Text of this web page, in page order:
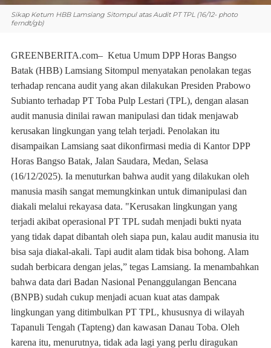
Sikap Ketum HBB Lamsiang Sitompul atas Audit PT TPL (16/12- photo
ferndt/gb)
GREENBERITA.com– Ketua Umum DPP Horas Bangso
Batak (HBB) Lamsiang Sitompul menyatakan penolakan tegas
terhadap rencana audit yang akan dilakukan Presiden Prabowo
Subianto terhadap PT Toba Pulp Lestari (TPL), dengan alasan
audit manusia dinilai rawan manipulasi dan tidak menjawab
kerusakan lingkungan yang telah terjadi. Penolakan itu
disampaikan Lamsiang saat dikonfirmasi media di Kantor DPP
Horas Bangso Batak, Jalan Saudara, Medan, Selasa
(16/12/2025). Ia menuturkan bahwa audit yang dilakukan oleh
manusia masih sangat memungkinkan untuk dimanipulasi dan
diakali melalui rekayasa data. "Kerusakan lingkungan yang
terjadi akibat operasional PT TPL sudah menjadi bukti nyata
yang tidak dapat dibantah oleh siapa pun, kalau audit manusia itu
bisa saja diakal-akali. Tapi audit alam tidak bisa bohong. Alam
sudah berbicara dengan jelas,” tegas Lamsiang. Ia menambahkan
bahwa data dari Badan Nasional Penanggulangan Bencana
(BNPB) sudah cukup menjadi acuan kuat atas dampak
lingkungan yang ditimbulkan PT TPL, khususnya di wilayah
Tapanuli Tengah (Tapteng) dan kawasan Danau Toba. Oleh
karena itu, menurutnya, tidak ada lagi yang perlu diragukan